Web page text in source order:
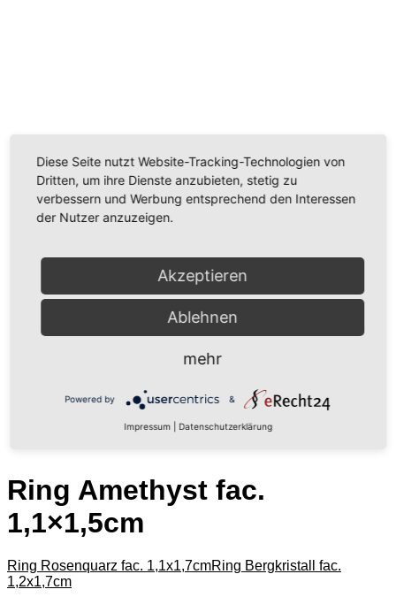
zu Ihren Aktivitäten sammeln. Bitte lesen Sie die Details
durch und stimmen Sie der Nutzung des Service zu,
um dieses Video anzusehen.
Akzeptieren
Usercentrics Consent Management
Platform
Ring Amethyst fac.
1,1×1,5cm
Ring Rosenquarz fac. 1,1x1,7cmRing Bergkristall fac.
1,2x1,7cm
Diese Seite nutzt Website-Tracking-Technologien von
Dritten, um ihre Dienste anzubieten, stetig zu
verbessern und Werbung entsprechend den Interessen
der Nutzer anzuzeigen.
Akzeptieren
Ablehnen
mehr
Powered by &
Impressum Datenschutzerklärung